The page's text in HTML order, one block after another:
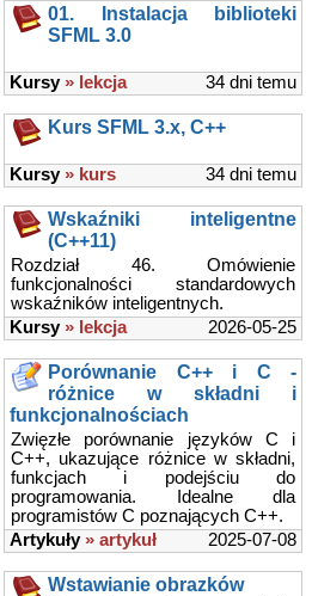
01. Instalacja biblioteki
SFML 3.0
34 dni temu
Kursy » lekcja
Kurs SFML 3.x, C++
34 dni temu
Kursy » kurs
Wskaźniki inteligentne
(C++11)
Rozdział 46. Omówienie
funkcjonalności standardowych
wskaźników inteligentnych.
2026-05-25
Kursy » lekcja
Porównanie C++ i C -
różnice w składni i
funkcjonalnościach
Zwięzłe porównanie języków C i
C++, ukazujące różnice w składni,
funkcjach i podejściu do
programowania. Idealne dla
programistów C poznających C++.
2025-07-08
Artykuły » artykuł
Wstawianie obrazków